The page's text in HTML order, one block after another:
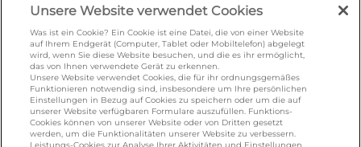
KONTAKT
foodservice.info@de.lactalis.com
Lactalis Deutschland GmbH - Tel: +49 (0)751
887 366 /lactalis.de
Unsere Website verwendet Cookies
Was ist ein Cookie? Ein Cookie ist eine Datei, die von einer Website
auf Ihrem Endgerät (Computer, Tablet oder Mobiltelefon) abgelegt
wird, wenn Sie diese Website besuchen, und die es ihr ermöglicht,
das von Ihnen verwendete Gerät zu erkennen.
Unsere Website verwendet Cookies, die für ihr ordnungsgemäßes
Funktionieren notwendig sind, insbesondere um Ihre persönlichen
Einstellungen in Bezug auf Cookies zu speichern oder um die auf
unserer Website verfügbaren Formulare auszufüllen. Funktions-
Cookies können von unserer Website oder von Dritten gesetzt
werden, um die Funktionalitäten unserer Website zu verbessern.
Leistungs-Cookies zur Analyse Ihrer Aktivitäten und Einstellungen